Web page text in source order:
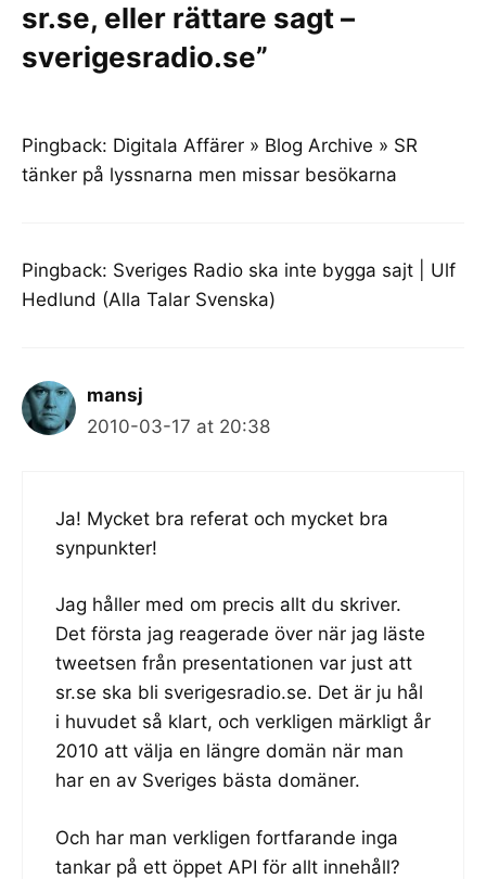
sr.se, eller rättare sagt –
sverigesradio.se”
Pingback: Digitala Affärer » Blog Archive » SR
tänker på lyssnarna men missar besökarna
Pingback: Sveriges Radio ska inte bygga sajt | Ulf
Hedlund (Alla Talar Svenska)
mansj
2010-03-17 at 20:38
Ja! Mycket bra referat och mycket bra
synpunkter!
Jag håller med om precis allt du skriver.
Det första jag reagerade över när jag läste
tweetsen från presentationen var just att
sr.se ska bli sverigesradio.se. Det är ju hål
i huvudet så klart, och verkligen märkligt år
2010 att välja en längre domän när man
har en av Sveriges bästa domäner.
Och har man verkligen fortfarande inga
tankar på ett öppet API för allt innehåll?